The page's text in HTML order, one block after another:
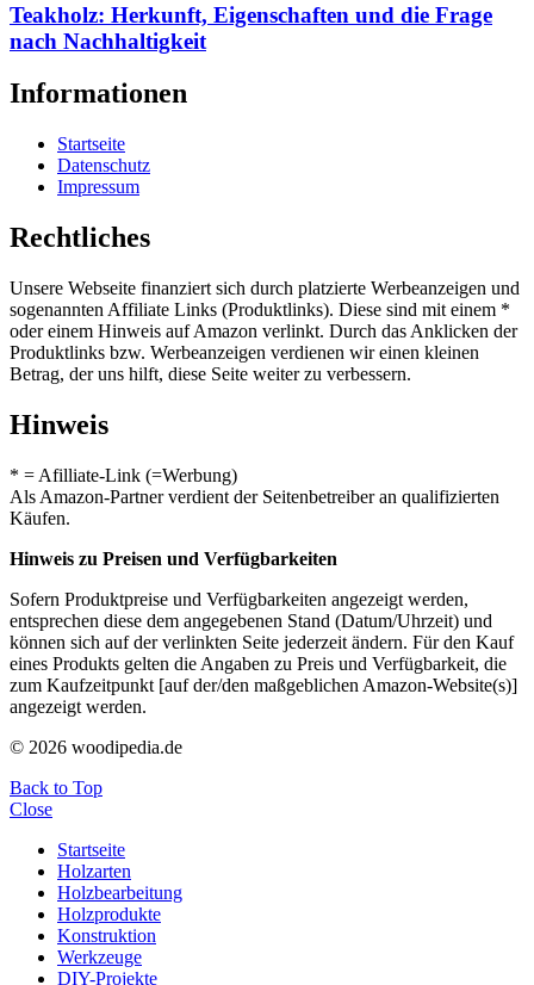
Teakholz: Herkunft, Eigenschaften und die Frage
nach Nachhaltigkeit
Informationen
Startseite
Datenschutz
Impressum
Rechtliches
Unsere Webseite finanziert sich durch platzierte Werbeanzeigen und
sogenannten Affiliate Links (Produktlinks). Diese sind mit einem *
oder einem Hinweis auf Amazon verlinkt. Durch das Anklicken der
Produktlinks bzw. Werbeanzeigen verdienen wir einen kleinen
Betrag, der uns hilft, diese Seite weiter zu verbessern.
Hinweis
* = Afilliate-Link (=Werbung)
Als Amazon-Partner verdient der Seitenbetreiber an qualifizierten
Käufen.
Hinweis zu Preisen und Verfügbarkeiten
Sofern Produktpreise und Verfügbarkeiten angezeigt werden,
entsprechen diese dem angegebenen Stand (Datum/Uhrzeit) und
können sich auf der verlinkten Seite jederzeit ändern. Für den Kauf
eines Produkts gelten die Angaben zu Preis und Verfügbarkeit, die
zum Kaufzeitpunkt [auf der/den maßgeblichen Amazon-Website(s)]
angezeigt werden.
© 2026 woodipedia.de
Back to Top
Close
Startseite
Holzarten
Holzbearbeitung
Holzprodukte
Konstruktion
Werkzeuge
DIY-Projekte